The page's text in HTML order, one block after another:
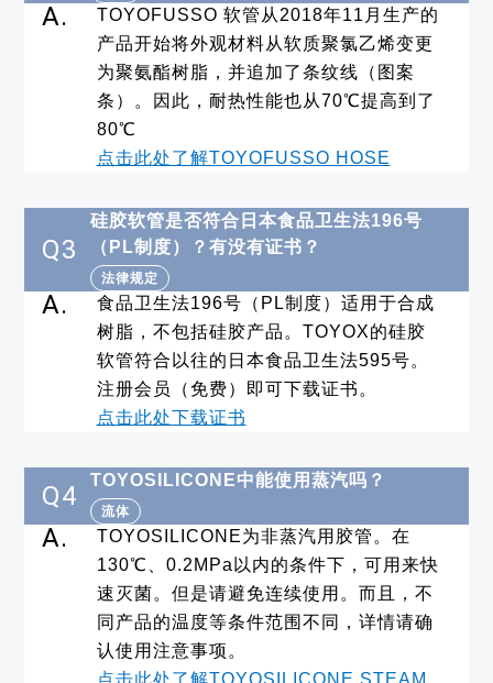
A.
TOYOFUSSO 软管从2018年11月生产的
产品开始将外观材料从软质聚氯乙烯变更
为聚氨酯树脂，并追加了条纹线（图案
条）。因此，耐热性能也从70℃提高到了
80℃
点击此处了解TOYOFUSSO HOSE
Q3
硅胶软管是否符合日本食品卫生法196号
（PL制度）？有没有证书？
法律规定
A.
食品卫生法196号（PL制度）适用于合成
树脂，不包括硅胶产品。TOYOX的硅胶
软管符合以往的日本食品卫生法595号。
注册会员（免费）即可下载证书。
点击此处下载证书
Q4
TOYOSILICONE中能使用蒸汽吗？
流体
A.
TOYOSILICONE为非蒸汽用胶管。在
130℃、0.2MPa以内的条件下，可用来快
速灭菌。但是请避免连续使用。而且，不
同产品的温度等条件范围不同，详情请确
认使用注意事项。
点击此处了解TOYOSILICONE STEAM